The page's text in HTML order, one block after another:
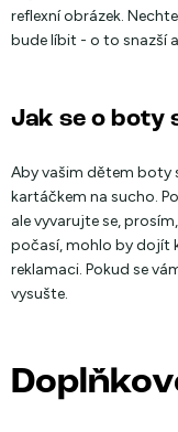
reflexní obrázek.
bude líbit - o to snazší
Jak se o boty
Aby vašim dětem boty
kartáčkem na sucho.
ale vyvarujte se,
počasí, mohlo by dojít
reklamaci. Pokud se
vysušte.